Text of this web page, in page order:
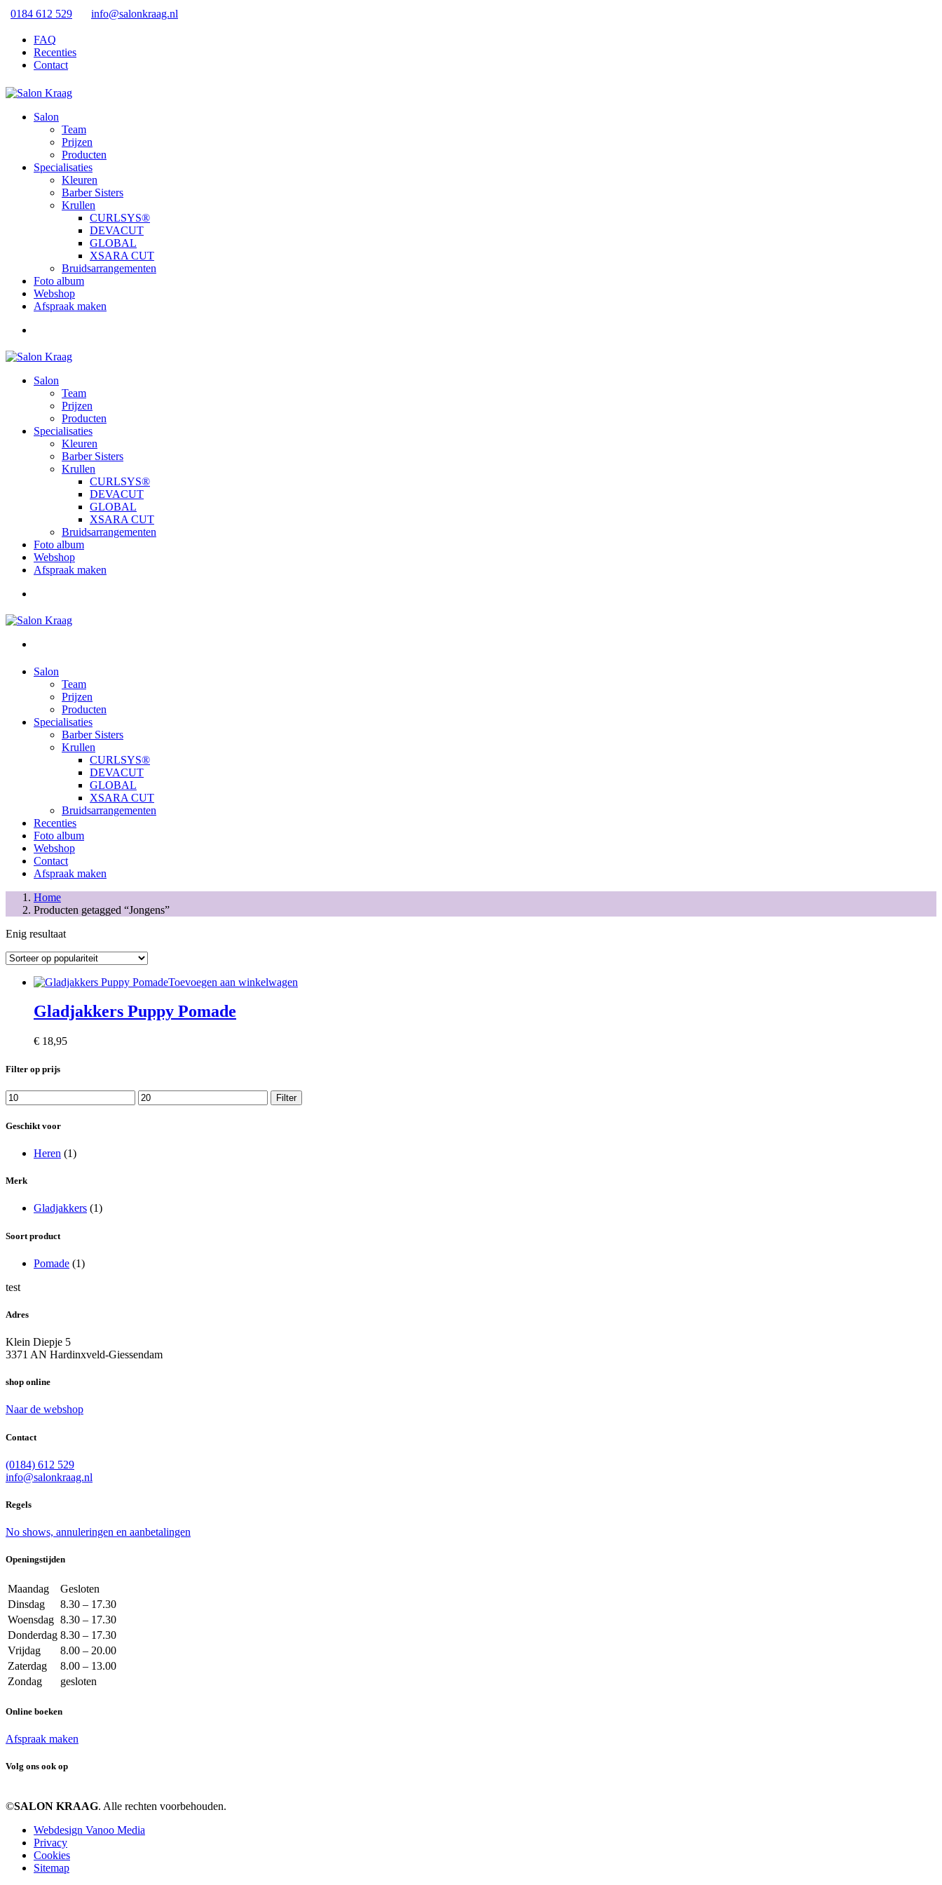
0184 612 529 info@salonkraag.nl
FAQ
Recenties
Contact
Salon
Team
Prijzen
Producten
Specialisaties
Kleuren
Barber Sisters
Krullen
CURLSYS®
DEVACUT
GLOBAL
XSARA CUT
Bruidsarrangementen
Foto album
Webshop
Afspraak maken
Salon
Team
Prijzen
Producten
Specialisaties
Kleuren
Barber Sisters
Krullen
CURLSYS®
DEVACUT
GLOBAL
XSARA CUT
Bruidsarrangementen
Foto album
Webshop
Afspraak maken
Salon
Team
Prijzen
Producten
Specialisaties
Barber Sisters
Krullen
CURLSYS®
DEVACUT
GLOBAL
XSARA CUT
Bruidsarrangementen
Recenties
Foto album
Webshop
Contact
Afspraak maken
Home
Producten getagged “Jongens”
Enig resultaat
Toevoegen aan winkelwagen
Gladjakkers Puppy Pomade
€ 18,95
Filter op prijs
Min.
prijs
Max.
prijs
Filter
Geschikt voor
Heren (1)
Merk
Gladjakkers (1)
Soort product
Pomade (1)
test
Adres
Klein Diepje 5
3371 AN Hardinxveld-Giessendam
shop online
Naar de webshop
Contact
(0184) 612 529
info@salonkraag.nl
Regels
No shows, annuleringen en aanbetalingen
Openingstijden
Maandag
Gesloten
Dinsdag
8.30 – 17.30
Woensdag 8.30 – 17.30
Donderdag 8.30 – 17.30
Vrijdag
8.00 – 20.00
Zaterdag
8.00 – 13.00
Zondag
gesloten
Online boeken
Afspraak maken
Volg ons ook op
©SALON KRAAG. Alle rechten voorbehouden.
Webdesign Vanoo Media
Privacy
Cookies
Sitemap